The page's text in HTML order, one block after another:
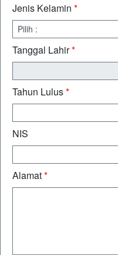
Jenis Kelamin *
Tanggal Lahir*
Tahun Lulus*
NIS
Alamat*